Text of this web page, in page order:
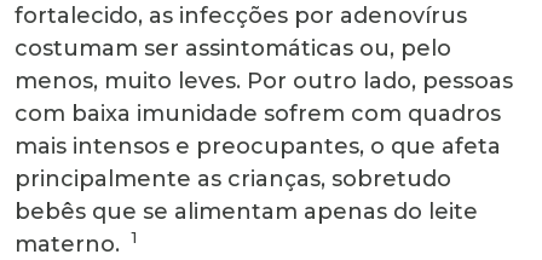
fortalecido, as infecções por adenovírus
costumam ser assintomáticas ou, pelo
menos, muito leves. Por outro lado, pessoas
com baixa imunidade sofrem com quadros
mais intensos e preocupantes, o que afeta
principalmente as crianças, sobretudo
bebês que se alimentam apenas do leite
materno.
1